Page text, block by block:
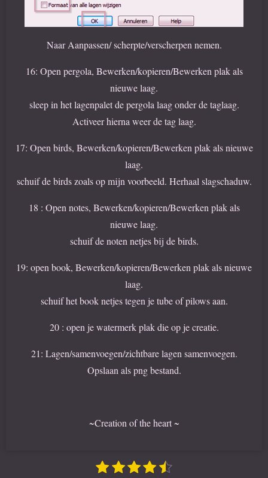
Naar Aanpassen/ scherpte/verscherpen nemen.
16: Open pergola, Bewerken/kopieren/Bewerken plak als
nieuwe laag.
sleep in het lagenpalet de pergola laag onder de taglaag.
Activeer hierna weer de tag laag.
17: Open birds, Bewerken/kopieren/Bewerken plak als nieuwe
laag.
schuif de birds zoals op mijn voorbeeld. Herhaal slagschaduw.
18 : Open notes, Bewerken/kopieren/Bewerken plak als
nieuwe laag.
schuif de noten netjes bij de birds.
19: open book, Bewerken/kopieren/Bewerken plak als nieuwe
laag.
schuif het book netjes tegen je tube of pilows aan.
20 : open je watermerk plak die op je creatie.
21: Lagen/samenvoegen/zichtbare lagen samenvoegen.
Opslaan als png bestand.
~Creation of the heart ~
1 2 3 4 5
S